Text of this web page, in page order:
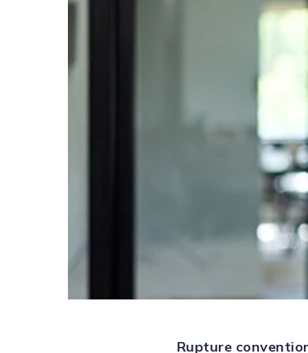
Rupture